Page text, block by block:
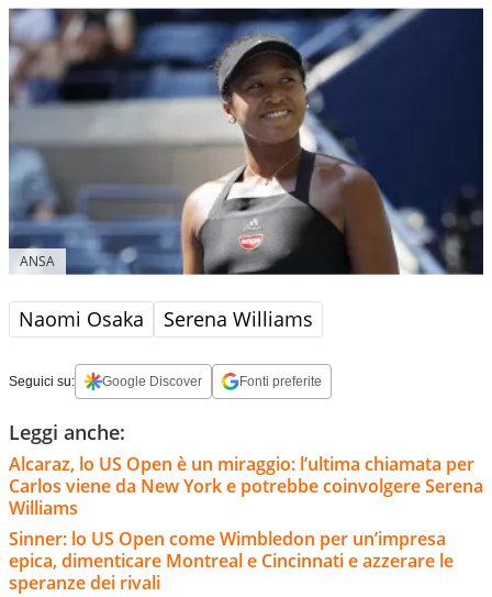
ANSA
Naomi Osaka Serena Williams
Seguici su: Google Discover Fonti preferite
Leggi anche:
Alcaraz, lo US Open è un miraggio: l’ultima chiamata per
Carlos viene da New York e potrebbe coinvolgere Serena
Williams
Sinner: lo US Open come Wimbledon per un’impresa
epica, dimenticare Montreal e Cincinnati e azzerare le
speranze dei rivali